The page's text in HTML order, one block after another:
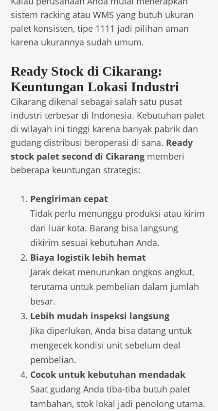
sistem racking atau WMS yang butuh ukuran
palet konsisten, tipe 1111 jadi pilihan aman
karena ukurannya sudah umum.
Ready Stock di Cikarang:
Keuntungan Lokasi Industri
Cikarang dikenal sebagai salah satu pusat
industri terbesar di Indonesia. Kebutuhan palet
di wilayah ini tinggi karena banyak pabrik dan
gudang distribusi beroperasi di sana. Ready
stock palet second di Cikarang memberi
beberapa keuntungan strategis:
Pengiriman cepat
Tidak perlu menunggu produksi atau kirim
dari luar kota. Barang bisa langsung
dikirim sesuai kebutuhan Anda.
Biaya logistik lebih hemat
Jarak dekat menurunkan ongkos angkut,
terutama untuk pembelian dalam jumlah
besar.
Lebih mudah inspeksi langsung
Jika diperlukan, Anda bisa datang untuk
mengecek kondisi unit sebelum deal
pembelian.
Cocok untuk kebutuhan mendadak
Saat gudang Anda tiba-tiba butuh palet
tambahan, stok lokal jadi penolong utama.